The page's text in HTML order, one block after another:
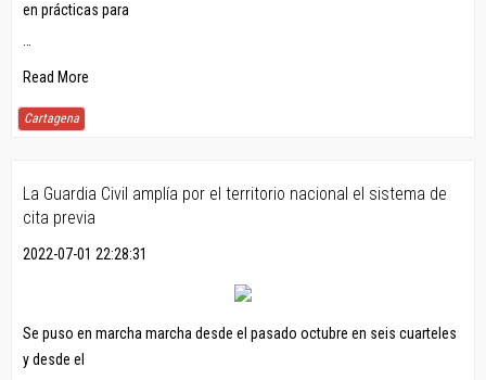
en prácticas para
…
Read More
Cartagena
La Guardia Civil amplía por el territorio nacional el sistema de
cita previa
2022-07-01 22:28:31
Se puso en marcha marcha desde el pasado octubre en seis cuarteles
y desde el